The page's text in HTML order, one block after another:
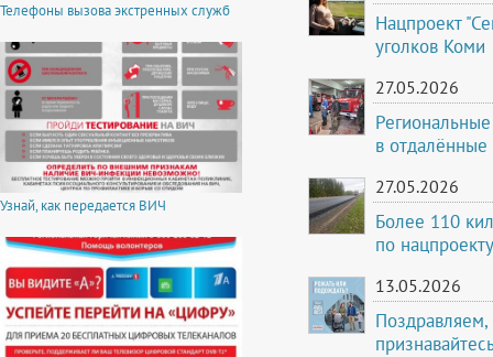
Телефоны вызова экстренных служб
Узнай, как передается ВИЧ
Нацпроект
уголков Коми
27.05.2026
в отдалённые
27.05.2026
Более 110
по
13.05.2026